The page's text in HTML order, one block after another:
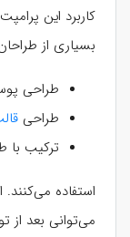
کاربرد این
بسیاری از
طراحی
طراحی
ترکیب با
استفاده
می‌توانی بعد از